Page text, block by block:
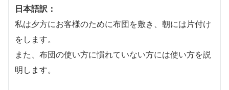
日本語訳：
私は夕方にお客様のために布団を敷き、朝には片付け
をします。
また、布団の使い方に慣れていない方には使い方を説
明します。